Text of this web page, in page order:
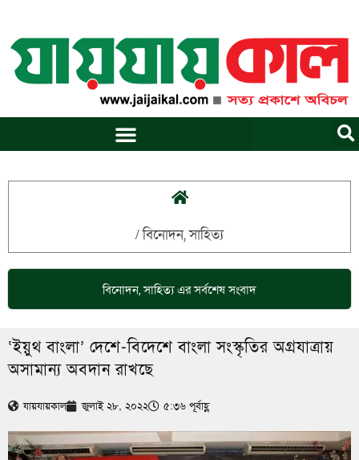
content
/বিনোদন,সাহিত্য
বিনোদন,সাহিত্যএর সর্বশেষ সংবাদ
‌‘ইয়ুথ বাংলা’ দেশে-বিদেশে বাংলা সংস্কৃতির অগ্রযাত্রায়
অসামান্য অবদান রাখছে
যায়যায়কাল জুলাই ২৮, ২০২২ ৫:৩৬ পূর্বাহ্ণ